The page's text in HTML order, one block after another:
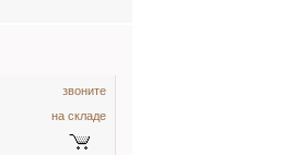
звоните
на складе